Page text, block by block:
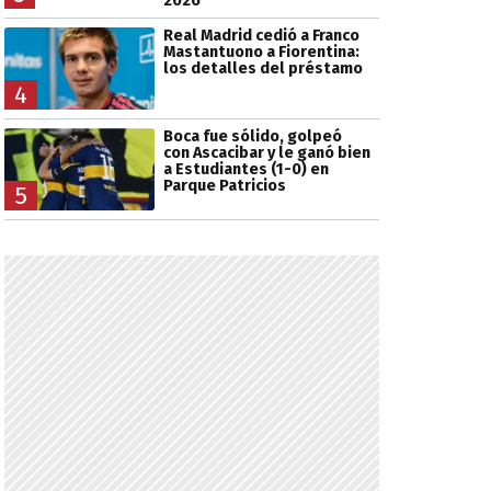
4
Real Madrid cedió a Franco
Mastantuono a Fiorentina:
los detalles del préstamo
5
Boca fue sólido, golpeó
con Ascacibar y le ganó bien
a Estudiantes (1-0) en
Parque Patricios